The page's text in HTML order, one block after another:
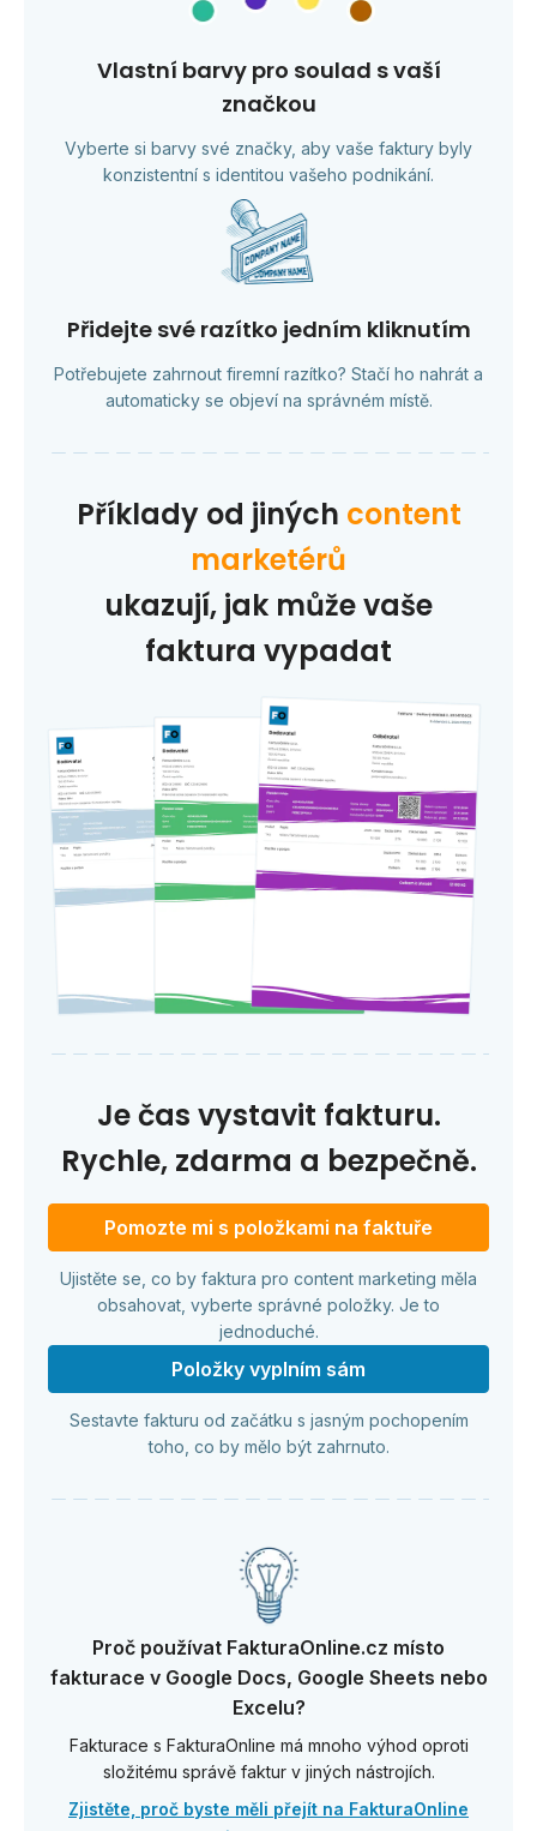
Vlastní barvy pro soulad s vaší
značkou
Vyberte si barvy své značky, aby vaše faktury byly
konzistentní s identitou vašeho podnikání.
Přidejte své razítko jedním kliknutím
Potřebujete zahrnout firemní razítko? Stačí ho nahrát a
automaticky se objeví na správném místě.
Příklady od jiných content
marketérů
ukazují, jak může vaše
faktura vypadat
Je čas vystavit fakturu.
Rychle, zdarma a bezpečně.
Pomozte mi s položkami na faktuře
Ujistěte se, co by faktura pro content marketing měla
obsahovat, vyberte správné položky. Je to
jednoduché.
Položky vyplním sám
Sestavte fakturu od začátku s jasným pochopením
toho, co by mělo být zahrnuto.
Proč používat FakturaOnline.cz místo
fakturace v Google Docs, Google Sheets nebo
Excelu?
Fakturace s FakturaOnline má mnoho výhod oproti
složitému správě faktur v jiných nástrojích.
Zjistěte, proč byste měli přejít na FakturaOnline